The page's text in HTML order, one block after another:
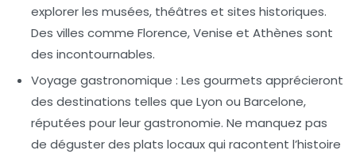
explorer les musées, théâtres et sites historiques.
Des villes comme Florence, Venise et Athènes sont
des incontournables.
Voyage gastronomique : Les gourmets apprécieront
des destinations telles que Lyon ou Barcelone,
réputées pour leur gastronomie. Ne manquez pas
de déguster des plats locaux qui racontent l’histoire